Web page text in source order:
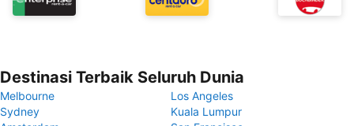
Destinasi Terbaik Seluruh Dunia
Melbourne
Los Angeles
Sydney
Kuala Lumpur